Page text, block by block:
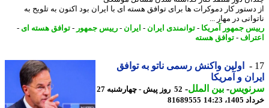
کار دموکرات ها برای توافق هسته ای با ایران بود اکنون به تلویح به
در مهار ...
جمهور آمریکا- توانمندی ایران - ایران - رییس جمهور-توافق هسته ای-
- توافق هسته
اولین واکنش رسمی ناتو به توافق
و آمریکا
-بین الملل-
52 روز پیش - چهارشنبه 27
14:23
81689555